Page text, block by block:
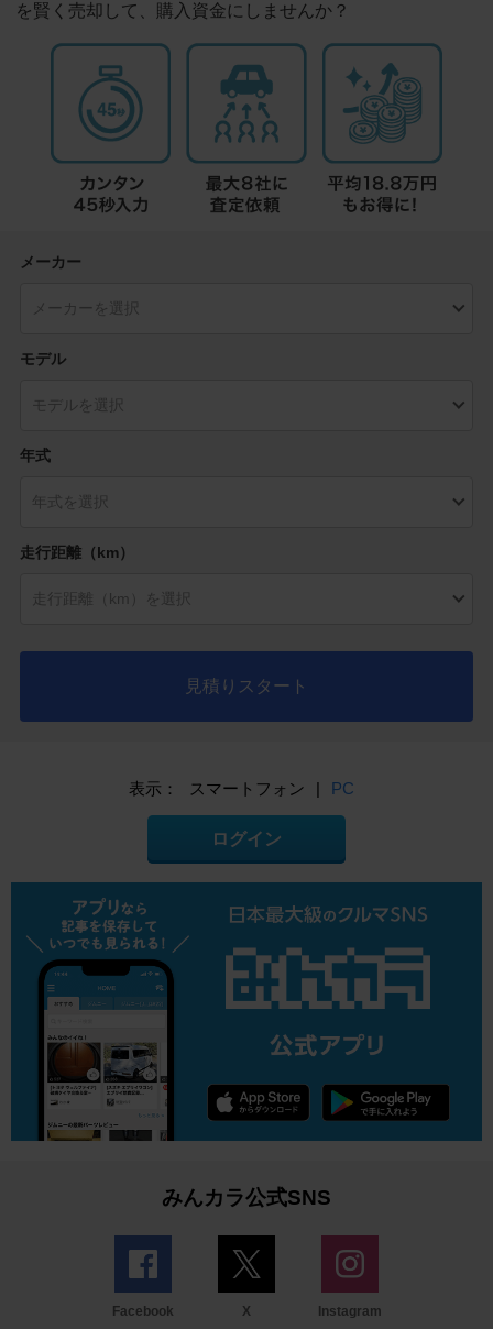
を賢く売却して、購入資金にしませんか？
メーカー
モデル
年式
走行距離（km）
見積りスタート
表示： スマートフォン | PC
ログイン
みんカラ公式SNS
Facebook X Instagram